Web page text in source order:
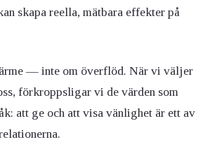
skapa reella, mätbara effekter på
— inte om överflöd. När vi väljer
förkroppsligar vi de värden som
att ge och att visa vänlighet är ett av